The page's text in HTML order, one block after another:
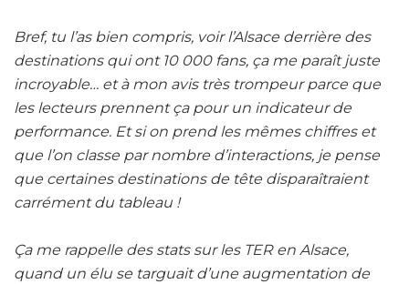
Bref, tu l’as bien compris, voir l’Alsace derrière des
destinations qui ont 10 000 fans, ça me paraît juste
incroyable… et à mon avis très trompeur parce que
les lecteurs prennent ça pour un indicateur de
performance. Et si on prend les mêmes chiffres et
que l’on classe par nombre d’interactions, je pense
que certaines destinations de tête disparaîtraient
carrément du tableau !
Ça me rappelle des stats sur les TER en Alsace,
quand un élu se targuait d’une augmentation de